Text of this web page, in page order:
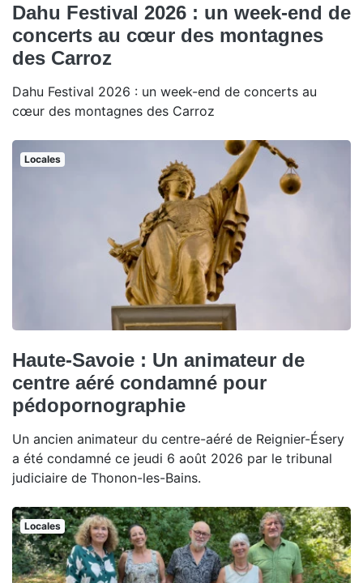
Dahu Festival 2026 : un week-end de
concerts au cœur des montagnes
des Carroz
Dahu Festival 2026 : un week-end de concerts au
cœur des montagnes des Carroz
Locales
Haute-Savoie : Un animateur de
centre aéré condamné pour
pédopornographie
Un ancien animateur du centre-aéré de Reignier-Ésery
a été condamné ce jeudi 6 août 2026 par le tribunal
judiciaire de Thonon-les-Bains.
Locales